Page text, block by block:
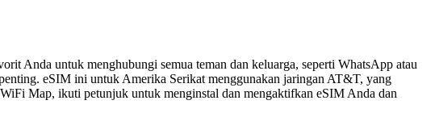
Anda untuk menghubungi semua teman dan keluarga, seperti WhatsApp atau
eSIM ini untuk Amerika Serikat menggunakan jaringan AT&T, yang
Map, ikuti petunjuk untuk menginstal dan mengaktifkan eSIM Anda dan